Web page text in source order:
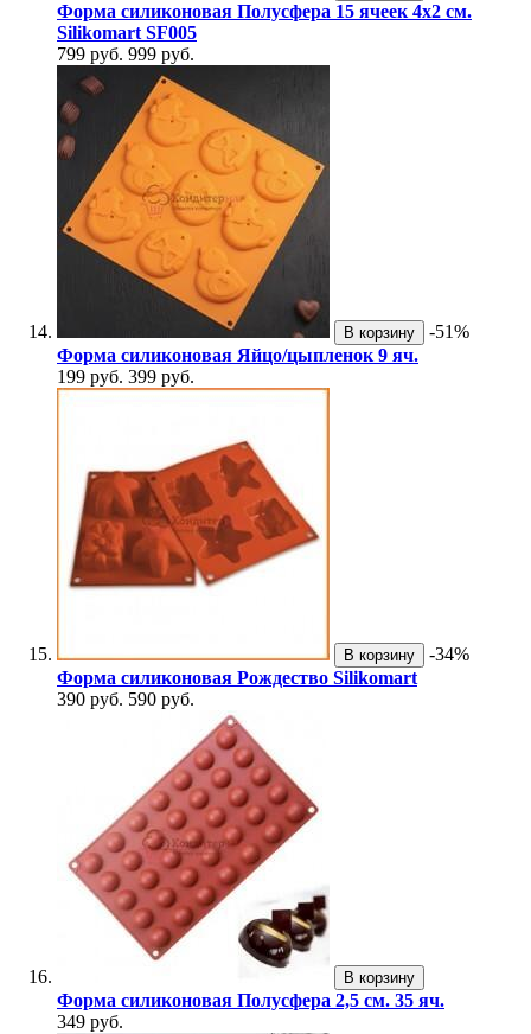
Форма силиконовая Полусфера 15 ячеек 4х2 см.
Silikomart SF005
799 руб. 999 руб.
В корзину
-51%
Форма силиконовая Яйцо/цыпленок 9 яч.
199 руб. 399 руб.
В корзину
-34%
Форма силиконовая Рождество Silikomart
390 руб. 590 руб.
В корзину
Форма силиконовая Полусфера 2,5 см. 35 яч.
349 руб.